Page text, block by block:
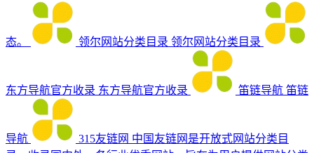
态。 领尔网站分类目录 领尔网站分类目录
东方导航官方收录 东方导航官方收录 笛链导航 笛链
导航 315友链网 中国友链网是开放式网站分类目